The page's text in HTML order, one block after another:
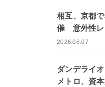
相互、京都
催 意外性レ
2026.08.07
ダンデライ
メトロ、資